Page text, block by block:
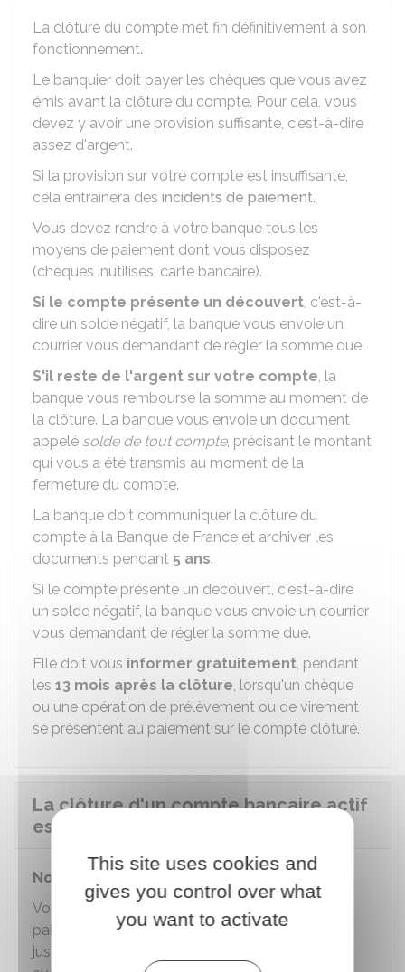
La clôture du compte met fin définitivement à son
fonctionnement.
Le banquier doit payer les chèques que vous avez
émis avant la clôture du compte. Pour cela, vous
devez y avoir une provision suffisante, c'est-à-dire
assez d'argent.
Si la provision sur votre compte est insuffisante,
cela entraînera des incidents de paiement.
Vous devez rendre à votre banque tous les
moyens de paiement dont vous disposez
(chèques inutilisés, carte bancaire).
Si le compte présente un découvert, c'est-à-
dire un solde négatif, la banque vous envoie un
courrier vous demandant de régler la somme due.
S'il reste de l'argent sur votre compte, la
banque vous rembourse la somme au moment de
la clôture. La banque vous envoie un document
appelé solde de tout compte, précisant le montant
qui vous a été transmis au moment de la
fermeture du compte.
La banque doit communiquer la clôture du
compte à la Banque de France et archiver les
documents pendant 5 ans.
Si le compte présente un découvert, c'est-à-dire
un solde négatif, la banque vous envoie un courrier
vous demandant de régler la somme due.
Elle doit vous informer gratuitement, pendant
les 13 mois après la clôture, lorsqu'un chèque
ou une opération de prélèvement ou de virement
se présentent au paiement sur le compte clôturé.
La clôture d'un compte bancaire actif
est-elle payante ?
Non.
Vous devez régler les frais de services de
paiement (par exemple : cotisation de carte)
jusqu'à la date de résiliation du compte. Si vous
This site uses cookies and
gives you control over what
you want to activate